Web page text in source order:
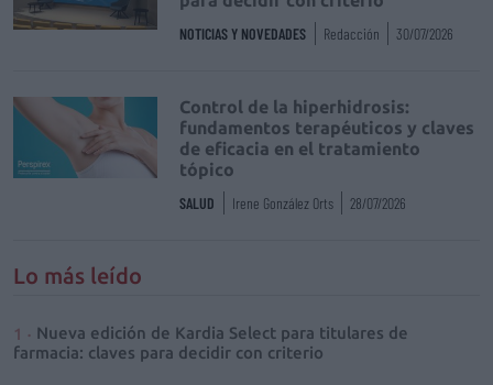
NOTICIAS Y NOVEDADES Redacción 30/07/2026
Control de la hiperhidrosis:
fundamentos terapéuticos y claves
de eficacia en el tratamiento
tópico
SALUD Irene González Orts 28/07/2026
Lo más leído
Nueva edición de Kardia Select para titulares de
farmacia: claves para decidir con criterio